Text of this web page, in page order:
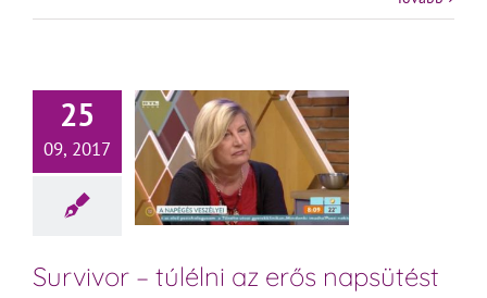
25
09, 2017
Survivor – túlélni az erős napsütést